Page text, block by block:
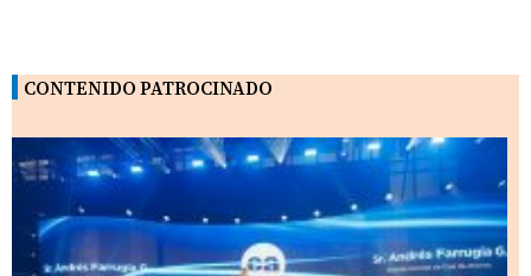
CONTENIDO PATROCINADO